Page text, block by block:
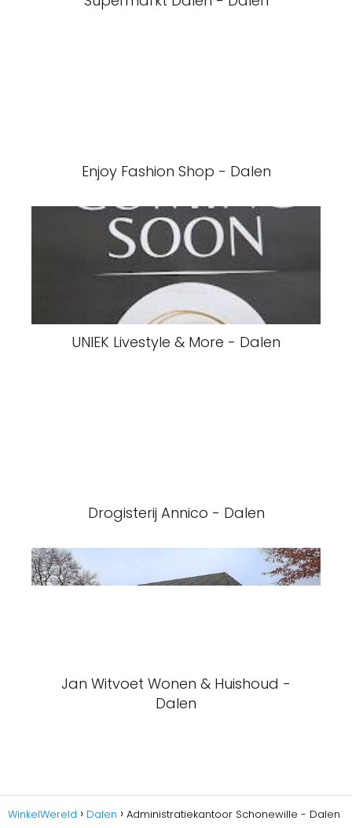
Enjoy Fashion Shop - Dalen
UNIEK Livestyle & More - Dalen
Drogisterij Annico - Dalen
Jan Witvoet Wonen & Huishoud -
Dalen
WinkelWereld Dalen Administratiekantoor Schonewille - Dalen